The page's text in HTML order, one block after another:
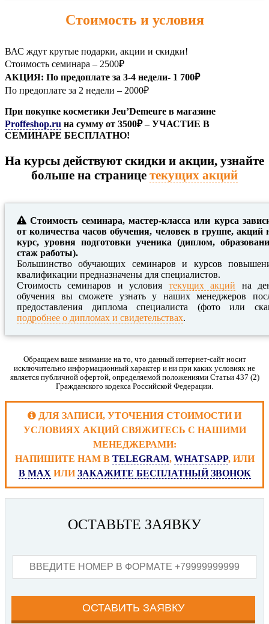
ИММТ лица.
Моделирующие техники по массажу лица.
Психо-телесные техники массажа лица и тела
Хаким.
SPA техники массажа лица и тела.
Восточные техники массажа Гуаша.
Бизнес-тренинги в индустрии красоты.
Главная цель нашего руководителя – сделать процесс
обучения для каждого студента эффективным,
продуктивным и интересным, и она с этим справляется на
• опытный специалист, который расскажет обо всех
особенностях методик,
• отработает с Вами каждое движение,
учетом индивидуальных особенностей клиента.
Стоимость и условия
ВАС ждут крутые подарки, акции и скидки!
Стоимость семинара – 2500₽
АКЦИЯ: По предоплате за 3-4 недели- 1 700₽
По предоплате за 2 недели – 2000₽
При покупке косметики Jeu’Demeure в магазине
Proffeshop.ru на сумму от 3500₽ – УЧАСТИЕ В
СЕМИНАРЕ БЕСПЛАТНО!
На курсы действуют скидки и акции, узнайте
больше на странице текущих акций
Стоимость семинара, мастер-класса или курса
от количества часов обучения, человек в группе, акций
курс, уровня подготовки ученика (диплом,
стаж работы).
Большинство обучающих семинаров и курсов
квалификации предназначены для специалистов.
Стоимость семинаров и условия текущих акций на
обучения вы сможете узнать у наших менеджеров
предоставления диплома специалиста (фото или
подробнее о дипломах и свидетельствах.
Обращаем ваше внимание на то, что данный интернет-сайт носит
исключительно информационный характер и ни при каких условиях не
является публичной офертой, определяемой положениями Статьи 437 (2)
Гражданского кодекса Российской Федерации.
ДЛЯ ЗАПИСИ, УТОЧЕНИЯ СТОИМОСТИ И
УСЛОВИЯХ АКЦИЙ СВЯЖИТЕСЬ С НАШИМИ
МЕНЕДЖЕРАМИ:
НАПИШИТЕ НАМ В TELEGRAM, WHATSAPP, ИЛИ
В MAX ИЛИЗАКАЖИТЕ БЕСПЛАТНЫЙ ЗВОНОК
ОСТАВЬТЕ ЗАЯВКУ